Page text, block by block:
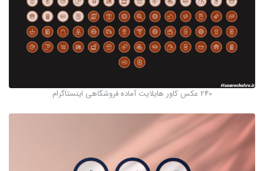
240 عکس کاور هایلایت آماده فروشگاهی اینستاگرام